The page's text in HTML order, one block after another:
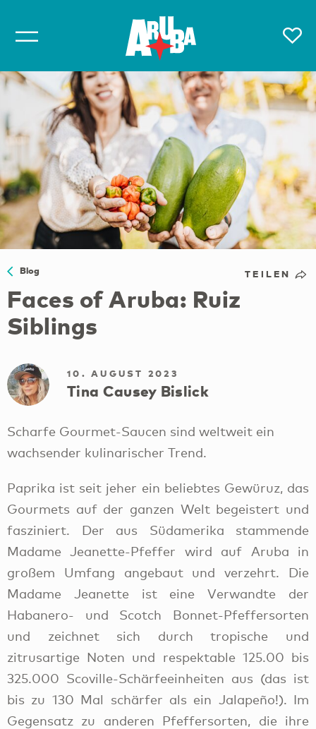
Blog TEILEN
Faces of Aruba: Ruiz
Siblings
10. AUGUST 2023
Tina Causey Bislick
Scharfe Gourmet-Saucen sind weltweit ein
wachsender kulinarischer Trend.
Paprika ist seit jeher ein beliebtes Gewüruz, das
Gourmets auf der ganzen Welt begeistert und
fasziniert. Der aus Südamerika stammende
Madame Jeanette-Pfeffer wird auf Aruba in
großem Umfang angebaut und verzehrt. Die
Madame Jeanette ist eine Verwandte der
Habanero- und Scotch Bonnet-Pfeffersorten
und zeichnet sich durch tropische und
zitrusartige Noten und respektable 125.00 bis
325.000 Scoville-Schärfeeinheiten aus (das ist
bis zu 130 Mal schärfer als ein Jalapeño!). Im
Gegensatz zu anderen Pfeffersorten, die ihre